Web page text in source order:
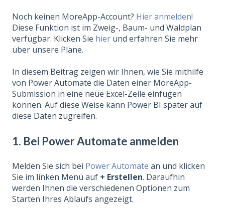
Noch keinen MoreApp-Account? Hier anmelden!
Diese Funktion ist im Zweig-, Baum- und Waldplan
verfügbar. Klicken Sie hier und erfahren Sie mehr
über unsere Pläne.
In diesem Beitrag zeigen wir Ihnen, wie Sie mithilfe
von Power Automate die Daten einer MoreApp-
Submission in eine neue Excel-Zeile einfügen
können. Auf diese Weise kann Power BI später auf
diese Daten zugreifen.
1. Bei Power Automate anmelden
Melden Sie sich bei Power Automate an und klicken
Sie im linken Menü auf + Erstellen. Daraufhin
werden Ihnen die verschiedenen Optionen zum
Starten Ihres Ablaufs angezeigt.